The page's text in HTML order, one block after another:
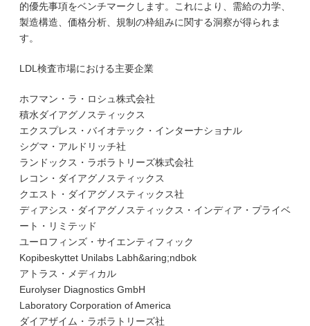
的優先事項をベンチマークします。これにより、需給の力学、
製造構造、価格分析、規制の枠組みに関する洞察が得られま
す。
LDL検査市場における主要企業
ホフマン・ラ・ロシュ株式会社
積水ダイアグノスティックス
エクスプレス・バイオテック・インターナショナル
シグマ・アルドリッチ社
ランドックス・ラボラトリーズ株式会社
レコン・ダイアグノスティックス
クエスト・ダイアグノスティックス社
ディアシス・ダイアグノスティックス・インディア・プライベ
ート・リミテッド
ユーロフィンズ・サイエンティフィック
Kopibeskyttet Unilabs Labh&aring;ndbok
アトラス・メディカル
Eurolyser Diagnostics GmbH
Laboratory Corporation of America
ダイアザイム・ラボラトリーズ社